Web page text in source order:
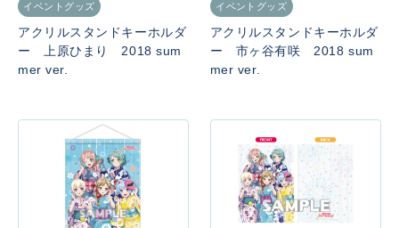
イベントグッズ
アクリルスタンドキーホルダ
ー 上原ひまり 2018 sum
mer ver.
イベントグッズ
アクリルスタンドキーホルダ
ー 市ヶ谷有咲 2018 sum
mer ver.